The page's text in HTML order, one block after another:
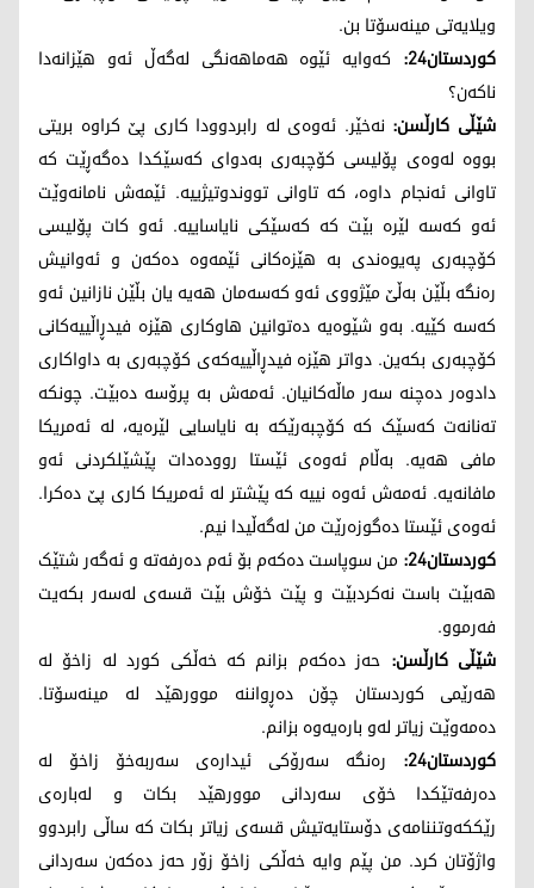
ویلایەتی مینەسۆتا بن.
کوردستان24:
کەوایە ئێوە هەماهەنگی لەگەڵ ئەو هێزانەدا
ناکەن؟
شێڵی کارڵسن: نەخێر. ئەوەی لە رابردوودا کاری پێ کراوە بریتی
بووە لەوەی پۆلیسی کۆچبەری بەدوای کەسێکدا دەگەڕێت کە
تاوانی ئەنجام داوە، کە تاوانی تووندوتیژییە. ئێمەش نامانەوێت
ئەو کەسە لێرە بێت کە کەسێکی نایاساییە. ئەو کات پۆلیسی
کۆچبەری پەیوەندی بە هێزەکانی ئێمەوە دەکەن و ئەوانیش
رەنگە بڵێن بەڵێ مێژووی ئەو کەسەمان هەیە یان بڵێن نازانین ئەو
کەسە کێیە. بەو شێوەیە دەتوانین هاوکاری هێزە فیدڕاڵییەکانی
کۆچبەری بکەین. دواتر هێزە فیدڕاڵییەکەی کۆچبەری بە داواکاری
دادوەر دەچنە سەر ماڵەکانیان. ئەمەش بە پرۆسە دەبێت. چونکە
تەنانەت کەسێک کە کۆچبەرێکە بە نایاسایی لێرەیە، لە ئەمریکا
مافی هەیە. بەڵام ئەوەی ئێستا روودەدات پێشێلکردنی ئەو
مافانەیە. ئەمەش ئەوە نییە کە پێشتر لە ئەمریکا کاری پێ دەکرا.
ئەوەی ئێستا دەگوزەرێت من لەگەڵیدا نیم.
کوردستان24:
من سوپاست دەکەم بۆ ئەم دەرفەتە و ئەگەر شتێک
هەبێت باست نەکردبێت و پێت خۆش بێت قسەی لەسەر بکەیت
فەرموو.
شێڵی کارڵسن: حەز دەکەم بزانم کە خەڵکی کورد لە زاخۆ لە
هەرێمی کوردستان چۆن دەڕواننە موورهێد لە مینەسۆتا.
دەمەوێت زیاتر لەو بارەیەوە بزانم.
کوردستان24:
رەنگە سەرۆکی ئیدارەی سەربەخۆ زاخۆ لە
دەرفەتێکدا خۆی سەردانی موورهێد بکات و لەبارەی
رێککەوتننامەی دۆستایەتیش قسەی زیاتر بکات کە ساڵی رابردوو
واژۆتان کرد. من پێم وایە خەڵکی زاخۆ زۆر حەز دەکەن سەردانی